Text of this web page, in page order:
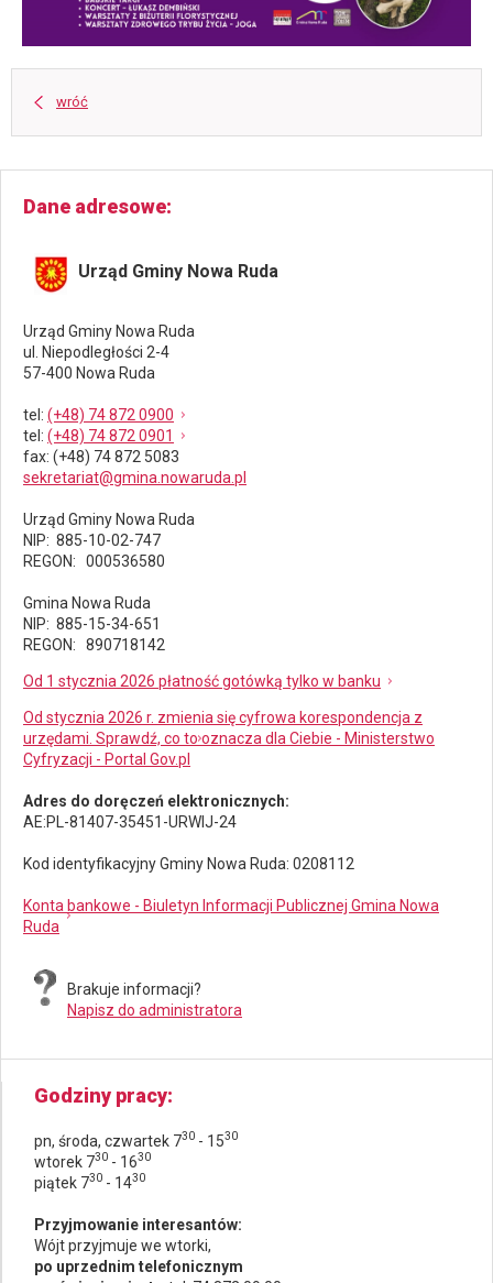
wróć
Dane adresowe
Urząd Gminy Nowa Ruda
Urząd Gminy Nowa Ruda
ul. Niepodległości 2-4
57-400 Nowa Ruda
tel: (+48) 74 872 0900
tel: (+48) 74 872 0901
fax: (+48) 74 872 5083
sekretariat@gmina.nowaruda.pl
Urząd Gminy Nowa Ruda
NIP: 885-10-02-747
REGON: 000536580
Gmina Nowa Ruda
NIP: 885-15-34-651
REGON: 890718142
Od 1 stycznia 2026 płatność gotówką tylko w banku
Od stycznia 2026 r. zmienia się cyfrowa korespondencja z
urzędami. Sprawdź, co to oznacza dla Ciebie - Ministerstwo
Cyfryzacji - Portal Gov.pl
Adres do doręczeń elektronicznych:
AE:PL-81407-35451-URWIJ-24
Kod identyfikacyjny Gminy Nowa Ruda: 0208112
Konta bankowe - Biuletyn Informacji Publicznej Gmina Nowa
Ruda
Brakuje informacji?
Napisz do administratora
Godziny pracy
pn, środa, czwartek 730 - 1530
wtorek 730 - 1630
piątek 730 - 1430
Przyjmowanie interesantów:
Wójt przyjmuje we wtorki,
po uprzednim telefonicznym